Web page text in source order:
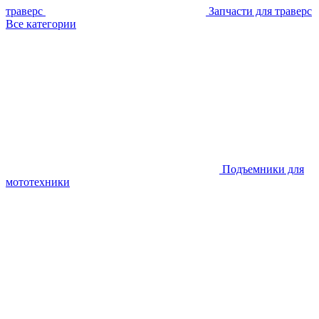
траверс
Запчасти для траверс
Все категории
Подъемники для
мототехники